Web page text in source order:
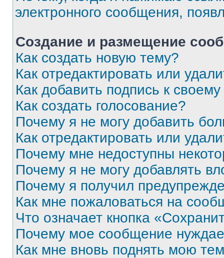
электронного сообщения,
Создание и размещение
Как создать новую тему?
Как отредактировать или
Как добавить подпись к
Как создать голосование?
Почему я не могу добавить
Как отредактировать или
Почему мне недоступны
Почему я не могу добавлять
Почему я получил
Как мне пожаловаться на
Что означает кнопка
Почему мое сообщение
Как мне вновь поднять мою